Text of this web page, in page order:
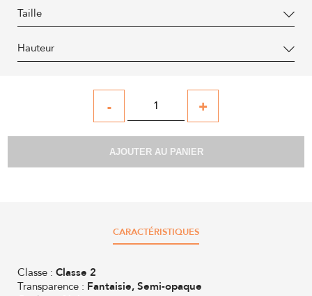
Taille
Hauteur
- +
AJOUTER AU PANIER
CARACTÉRISTIQUES
Classe : Classe 2
Transparence : Fantaisie, Semi-opaque